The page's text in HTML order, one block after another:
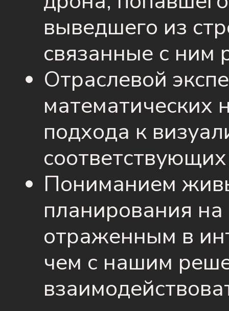
выведшего из
связанные с ним
Отраслевой
математических
подхода к
Пониманием
планирования
отраженным в
чем с нашим